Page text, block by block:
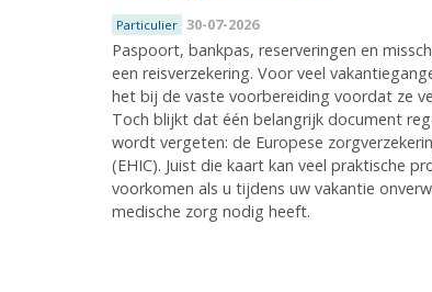
Particulier 30-07-2026
Paspoort, bankpas, reserveringen en
een reisverzekering. Voor veel
het bij de vaste voorbereiding voordat ze
Toch blijkt dat één belangrijk document
wordt vergeten: de Europese
(EHIC). Juist die kaart kan veel praktische
voorkomen als u tijdens uw vakantie
medische zorg nodig heeft.